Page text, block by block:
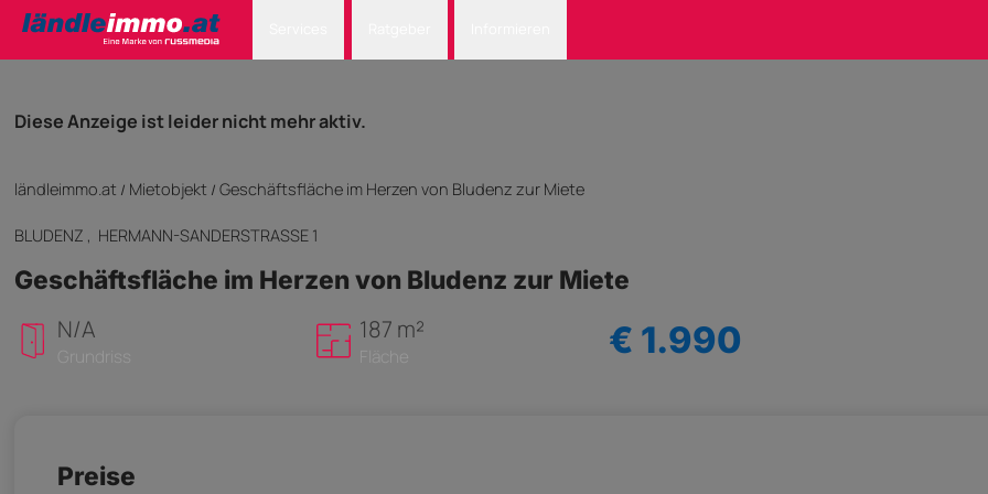
Diese Anzeige ist leider nicht mehr aktiv.
ländleimmo.at / Mietobjekt / Geschäftsfläche im Herzen von Bludenz zur Miete
BLUDENZ , HERMANN-SANDERSTRASSE 1
Geschäftsfläche im Herzen von Bludenz zur Miete
N/A
Grundriss
187 m²
Fläche € 1.990
Preise